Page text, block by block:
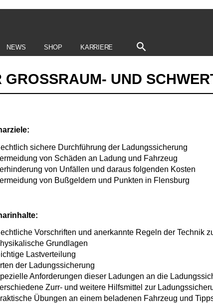
NEWS SHOP KARRIERE
UND
sichere Durchführung der Ladungssicherung
von Schäden an Ladung und Fahrzeug
von Unfällen und daraus folgenden Kosten
von Bußgeldern und Punkten in Flensburg
Vorschriften und anerkannte Regeln der Technik
Grundlagen
Lastverteilung
der Ladungssicherung
Anforderungen dieser Ladungen an die
Zurr- und weitere Hilfsmittel zur
Übungen an einem beladenen Fahrzeug und